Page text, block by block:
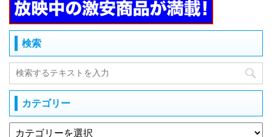
検索
カテゴリー